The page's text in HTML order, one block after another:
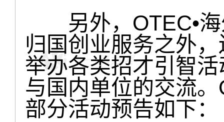
另外，OTEC•海
归国创业服务之外
举办各类招才引智
与国内单位的交流
部分活动预告如下：